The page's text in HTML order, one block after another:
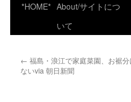
*HOME* About/サイトにつ
いて
← 福島・浪江で家庭菜園、お裾
ないvia 朝日新聞